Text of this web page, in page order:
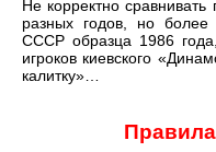
Не корректно
разных годов, но более
СССР образца 1986
игроков киевского
калитку»…